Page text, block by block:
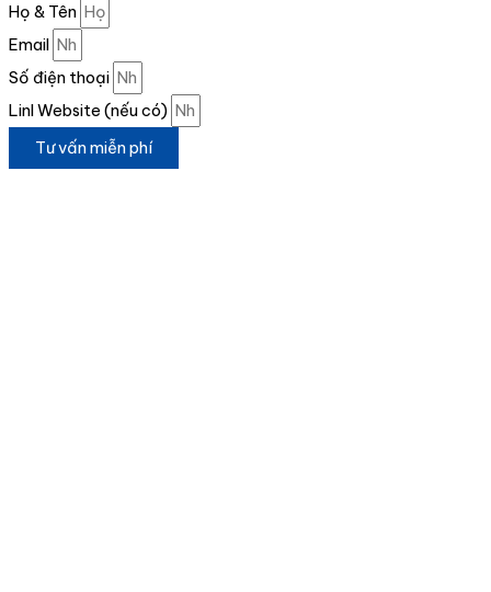
Họ & Tên
Email
Số điện thoại
Linl Website (nếu có)
Tư vấn miễn phí